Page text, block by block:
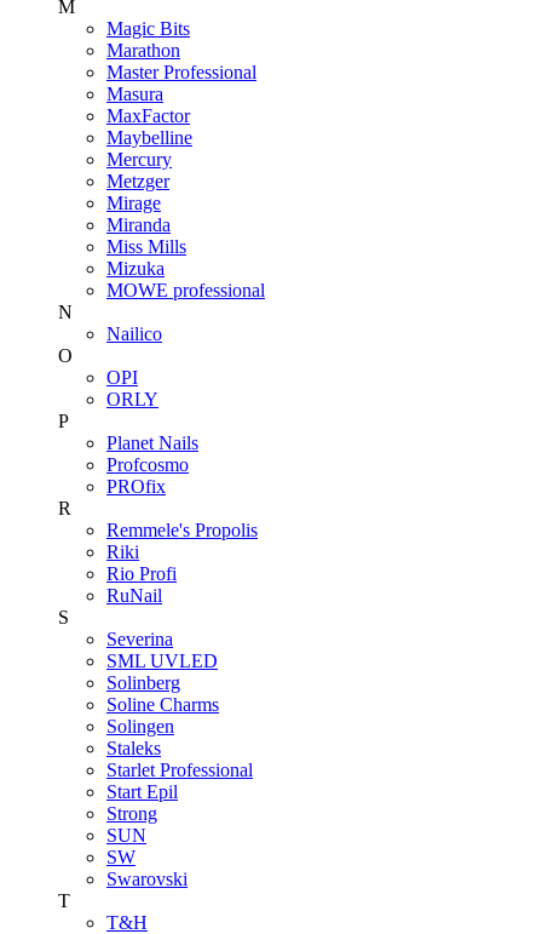
M
Magic Bits
Marathon
Master Professional
Masura
MaxFactor
Maybelline
Mercury
Metzger
Mirage
Miranda
Miss Mills
Mizuka
MOWE professional
N
Nailico
O
OPI
ORLY
P
Planet Nails
Profcosmo
PROfix
R
Remmele's Propolis
Riki
Rio Profi
RuNail
S
Severina
SML UVLED
Solinberg
Soline Charms
Solingen
Staleks
Starlet Professional
Start Epil
Strong
SUN
SW
Swarovski
T
T&H